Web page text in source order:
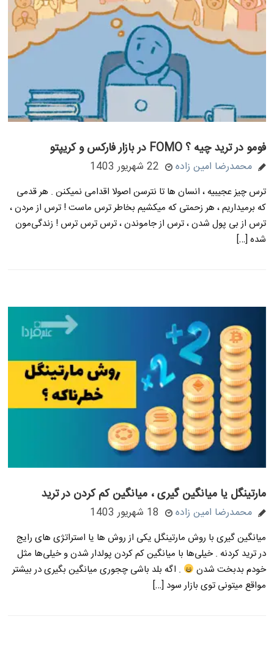
فومو در ترید چیه ؟ FOMO در بازار فارکس و کریپتو
محمدرضا امین زاده 22 شهریور 1403
ترس چیز عجیبیه ، انسان ها تا نترسن اصولا اقدامی نمیکنن . هر قدمی
که برمیداریم ، هر زحمتی که میکشیم بخاطر ترس ماست ! ترس از مردن ،
ترس از بی پول شدن ، ترس از جاموندن ، ترس ترس ترس ! زندگی‌مون
شده […]
مارتینگل یا میانگین گیری ، میانگین کم کردن در ترید
محمدرضا امین زاده 18 شهریور 1403
میانگین گیری با روش مارتینگل یکی از روش ها یا استراتژی های رایج
در ترید کردنه . خیلی‌ها با میانگین کم کردن پولدار شدن و خیلی‌ها مثل
خودم بدبخت شدن
. اگه بلد باشی چجوری میانگین بگیری در بیشتر
مواقع میتونی توی بازار سود […]